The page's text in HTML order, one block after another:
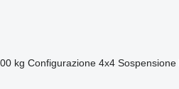
kg Configurazione 4x4 Sospensione